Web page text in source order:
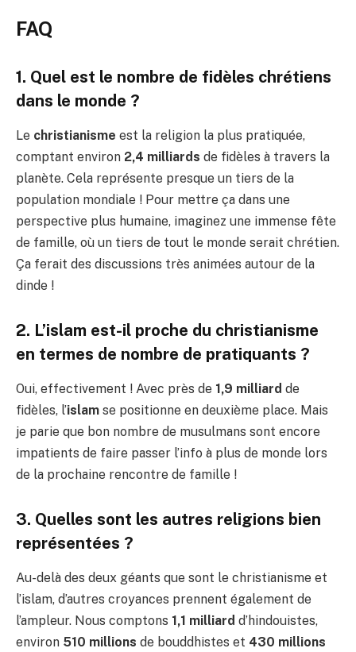
FAQ
1. Quel est le nombre de fidèles chrétiens
dans le monde ?
Le christianisme est la religion la plus pratiquée,
comptant environ 2,4 milliards de fidèles à travers la
planète. Cela représente presque un tiers de la
population mondiale ! Pour mettre ça dans une
perspective plus humaine, imaginez une immense fête
de famille, où un tiers de tout le monde serait chrétien.
Ça ferait des discussions très animées autour de la
dinde !
2. L’islam est-il proche du christianisme
en termes de nombre de pratiquants ?
Oui, effectivement ! Avec près de 1,9 milliard de
fidèles, l’islam se positionne en deuxième place. Mais
je parie que bon nombre de musulmans sont encore
impatients de faire passer l’info à plus de monde lors
de la prochaine rencontre de famille !
3. Quelles sont les autres religions bien
représentées ?
Au-delà des deux géants que sont le christianisme et
l’islam, d’autres croyances prennent également de
l’ampleur. Nous comptons 1,1 milliard d’hindouistes,
environ 510 millions de bouddhistes et 430 millions